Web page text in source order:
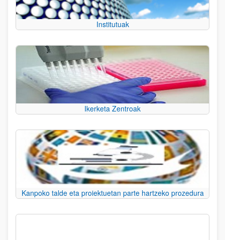
Institutuak
Ikerketa Zentroak
Kanpoko talde eta proiektuetan parte hartzeko prozedura